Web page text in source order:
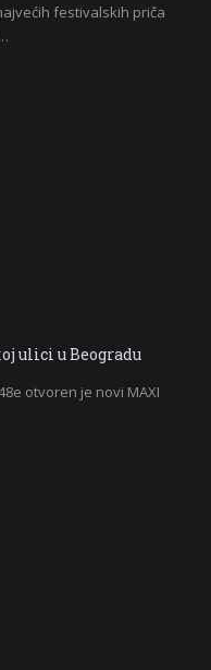
festivalskih priča
ulici u Beogradu
otvoren je novi MAXI